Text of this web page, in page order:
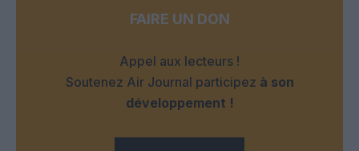
FAIRE UN DON
Appel aux lecteurs !
Soutenez Air Journal participez à son
développement !